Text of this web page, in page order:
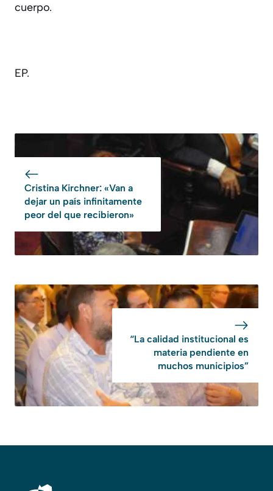
cuerpo.
EP.
Cristina Kirchner: «Van a
dejar un país infinitamente
peor del que recibieron»
“La calidad institucional es
materia pendiente en
muchos municipios”